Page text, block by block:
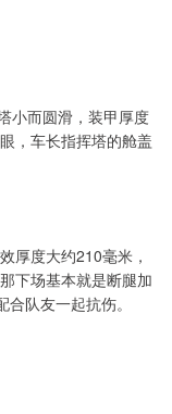
小而圆滑，装甲厚度
，车长指挥塔的舱盖
厚度大约210毫米，
下场基本就是断腿加
队友一起抗伤。